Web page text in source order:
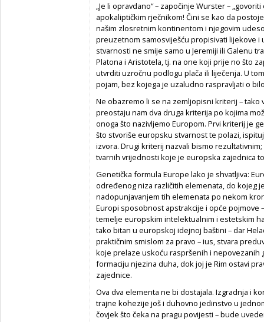
„Je li opravdano“ – započinje Wurster –
apokaliptičkim rječnikom! Čini se kao da
našim zlosretnim kontinentom i njegovim
preuzetnom samosviješću propisivati lijekove
stvarnosti ne smije samo u Jeremiji ili Galenu
Platona i Aristotela, tj. na one koji prije no što
utvrditi uzročnu podlogu plača ili liječenja. U
pojam, bez kojega je uzaludno raspravljati o
Ne obazremo li se na zemljopisni kriterij – tako
preostaju nam dva druga kriterija po kojima
onoga što nazivljemo Europom. Prvi kriterij je
što stvoriše europsku stvarnost te polazi,
izvora. Drugi kriterij nazvali bismo
tvarnih vrijednosti koje je europska zajednica
Genetička formula Europe lako je shvatljiva:
određenog niza različitih elemenata, do kojeg
nadopunjavanjem tih elemenata po nekom
Europi sposobnost apstrakcije i opće pojmove
temelje europskim intelektualnim i estetskim
tako bitan u europskoj idejnoj baštini – dar
praktičnim smislom za pravo – ius, stvara
koje prelaze uskoću raspršenih i nepovezanih
formaciju njezina duha, dok joj je Rim ostavi
zajednice.
Ova dva elementa ne bi dostajala. Izgradnja i
trajne kohezije još i duhovno jedinstvo u
čovjek što čeka na pragu povijesti – bude